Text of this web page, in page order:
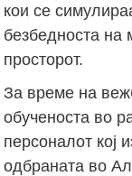
кои се
безбедноста на
просторот.
За време на
обученоста во
персоналот кој
одбраната во